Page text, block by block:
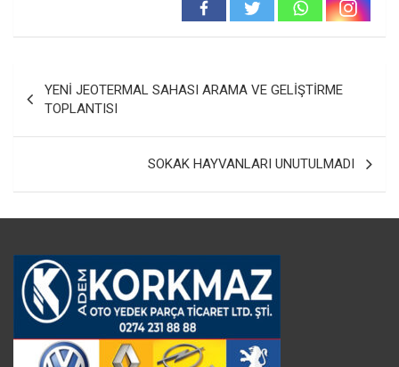
gezinmesi
YENİ JEOTERMAL SAHASI ARAMA VE GELİŞTİRME
TOPLANTISI
SOKAK HAYVANLARI UNUTULMADI